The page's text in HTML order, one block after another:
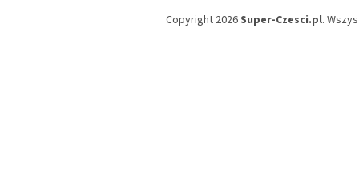
Copyright 2026Super-Czesci.pl.